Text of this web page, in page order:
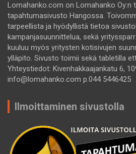
Lomahanko.com on Lomahanko
tapahtumasivusto Hangossa.
tarpeellista ja hyödyllistä tietoa
kampanjasuunnittelua, sekä
kuuluu myös yritysten kotisivujen
ylläpito. Sivusto toimii sekä tabletilla
Yhteystiedot: Kivenhakkaajankatu 6,
info@lomahanko.com p.044 5446425
Ilmoittaminen sivustolla